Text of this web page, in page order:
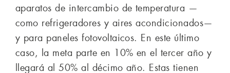
aparatos de intercambio de temperatura —
como refrigeradores y aires acondicionados—
y para paneles fotovoltaicos. En este último
caso, la meta parte en 10% en el tercer año y
llegará al 50% al décimo año. Estas tienen